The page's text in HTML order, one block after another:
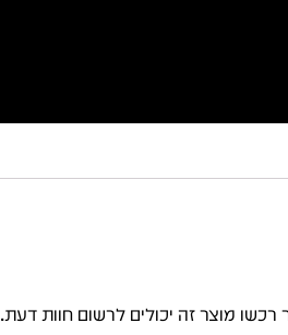
מוצר זה יכולים לרשום חוות דעת.